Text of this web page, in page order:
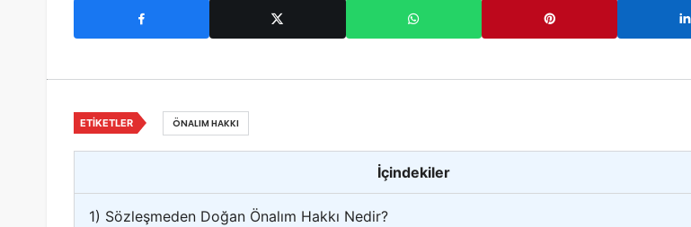
İçindekiler
1) Sözleşmeden Doğan Önalım Hakkı Nedir?
ETIKETLER ÖNALIM HAKKI